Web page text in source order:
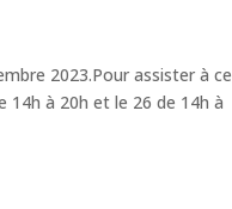
2023.Pour assister à ce
14h à 20h et le 26 de 14h à